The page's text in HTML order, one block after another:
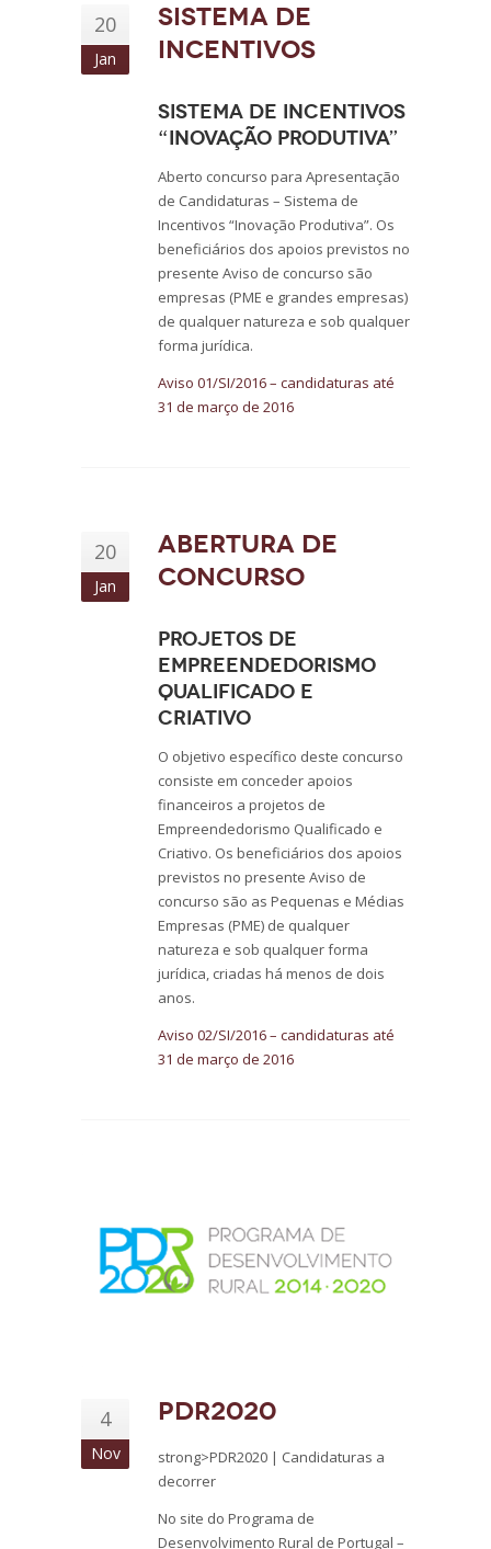
20
Jan
Sistema de
Incentivos
Sistema de Incentivos
“Inovação Produtiva”
Aberto concurso para Apresentação
de Candidaturas – Sistema de
Incentivos “Inovação Produtiva”. Os
beneficiários dos apoios previstos no
presente Aviso de concurso são
empresas (PME e grandes empresas)
de qualquer natureza e sob qualquer
forma jurídica.
Aviso 01/SI/2016 – candidaturas até
31 de março de 2016
20
Jan
Abertura de
Concurso
Projetos de
Empreendedorismo
Qualificado e
Criativo
O objetivo específico deste concurso
consiste em conceder apoios
financeiros a projetos de
Empreendedorismo Qualificado e
Criativo. Os beneficiários dos apoios
previstos no presente Aviso de
concurso são as Pequenas e Médias
Empresas (PME) de qualquer
natureza e sob qualquer forma
jurídica, criadas há menos de dois
anos.
Aviso 02/SI/2016 – candidaturas até
31 de março de 2016
4
Nov
PDR2020
strong>PDR2020 | Candidaturas a
decorrer
No site do Programa de
Desenvolvimento Rural de Portugal –